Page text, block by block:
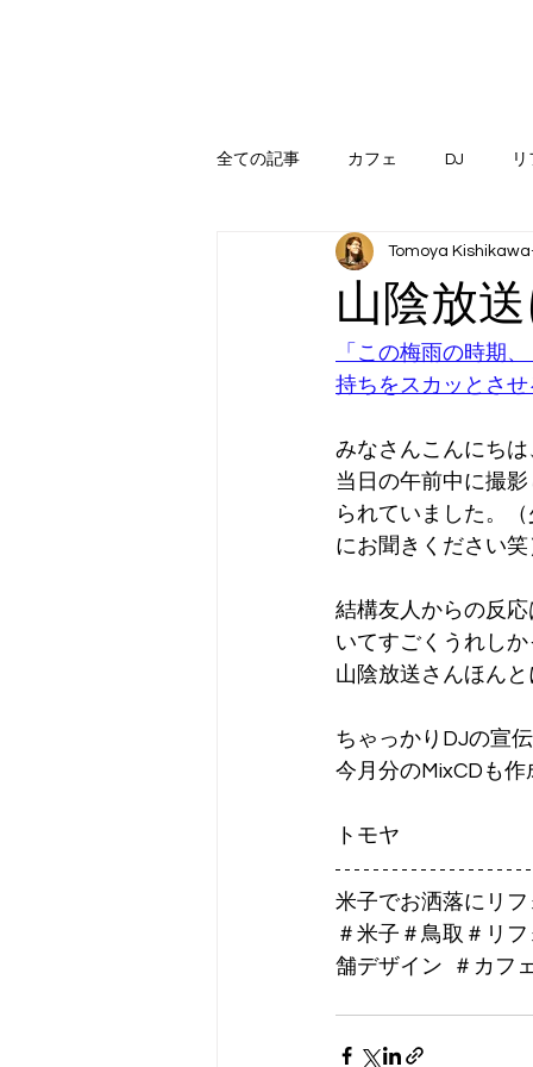
全ての記事 カフェ DJ
山陰放
Tomoya Kishikawa
「この梅雨の時期
持ちをスカッとさ
みなさんこんにち
当日の午前中に撮
られていました。
にお聞きください笑
結構友人からの反
いてすごくうれし
山陰放送さんほん
ちゃっかりDJの宣
今月分のMixCDも
トモヤ
米子でお洒落にリ
＃米子＃鳥取＃リ
舗デザイン  ＃カフ